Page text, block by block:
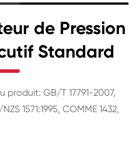
de Pression
Standard
produit: GB/T 17791-2007,
1571:1995, COMME 1432,